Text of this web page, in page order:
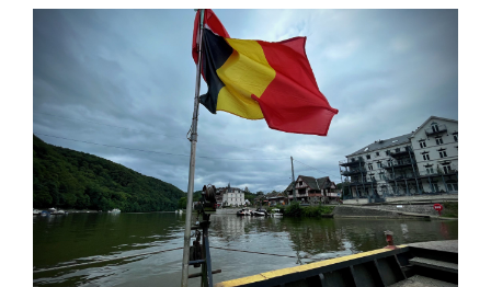
Réservation
Blog